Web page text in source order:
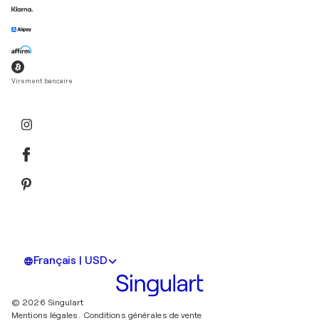
Virement bancaire
Français | USD
© 2026 Singulart
Mentions légales. Conditions générales de vente